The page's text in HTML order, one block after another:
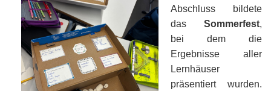
Abschluss bildete
das Sommerfest,
bei dem die
Ergebnisse aller
Lernhäuser
präsentiert wurden.